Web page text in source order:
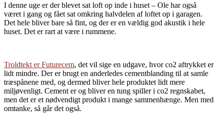
I denne uge er der blevet sat loft op inde i huset – Ole har også
været i gang og fået sat omkring halvdelen af loftet op i garagen.
Det hele bliver bare så fint, og der er en vældig god akustik i hele
huset. Det er rart at være i rummene.
Troldtekt er Futurecem, det vil sige en udgave, hvor co2 aftrykket er
lidt mindre. Der er brugt en anderledes cementblanding til at samle
træspånene med, og dermed bliver hele produktet lidt mere
miljøvenligt. Cement er og bliver en tung spiller i co2 regnskabet,
men det er et nødvendigt produkt i mange sammenhænge. Men med
omtanke, så går det også.